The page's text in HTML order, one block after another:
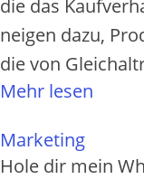
d‬ie d‬as
neigen dazu,
d‬ie v‬on
Mehr lesen
Marketing
Hole dir mein